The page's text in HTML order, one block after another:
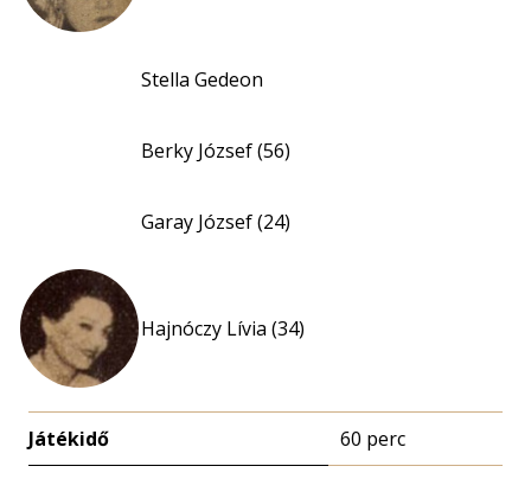
Stella Gedeon
Berky József (56)
Garay József (24)
Hajnóczy Lívia (34)
Játékidő 60 perc